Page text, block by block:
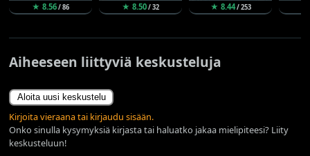
★ 8.56/ 86 ★ 8.50/ 32 ★ 8.44/ 253
Aiheeseen liittyviä keskusteluja
Aloita uusi keskustelu
Kirjoita vieraana tai kirjaudu sisään.
Onko sinulla kysymyksiä kirjasta tai haluatko jakaa mielipiteesi? Liity
keskusteluun!